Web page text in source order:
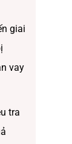
giai
vay
tra